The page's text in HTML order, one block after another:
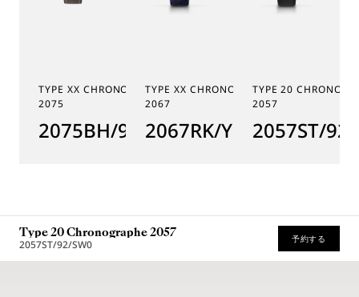
TYPE XX CHRONOGRAPHE
2075
2075BH/99/398
TYPE XX CHRONOGRAPHE
2067
2067RK/Y9/9WU
TYPE 20
2057
2057ST/
Type 20 Chronographe 2057
2057ST/92/SW0 予約する